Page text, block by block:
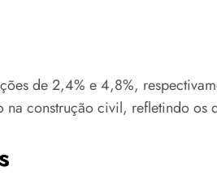
de 2,4% e 4,8%,
construção civil, refletindo os